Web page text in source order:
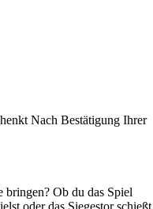
Nach Bestätigung Ihrer
bringen? Ob du das Spiel
oder das Siegestor schießt